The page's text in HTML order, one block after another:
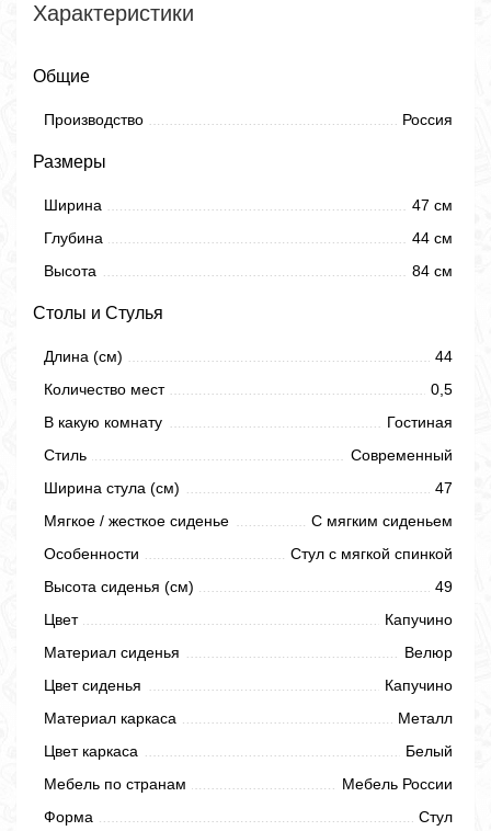
Характеристики
Общие
Производство Россия
Размеры
Ширина
47 см
Глубина
44 см
Высота
84 см
Столы и Стулья
Длина (см)
44
Количество мест
0,5
В какую комнату
Гостиная
Стиль
Современный
Ширина стула (см)
47
Мягкое / жесткое сиденье
С мягким сиденьем
Особенности
Стул с мягкой спинкой
Высота сиденья (см)
49
Цвет
Капучино
Материал сиденья
Велюр
Цвет сиденья
Капучино
Материал каркаса
Металл
Цвет каркаса
Белый
Мебель по странам
Мебель России
Форма
Стул